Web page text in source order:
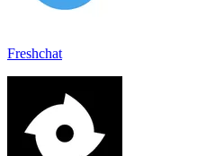
Freshchat